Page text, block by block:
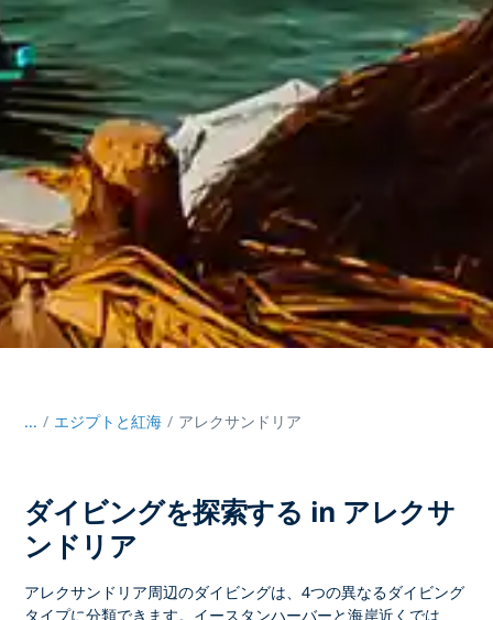
... / エジプトと紅海 アレクサンドリア
ダイビングを探索する in アレクサ
ンドリア
アレクサンドリア周辺のダイビングは、4つの異なるダイビング
タイプに分類できます。イースタンハーバーと海岸近くでは、